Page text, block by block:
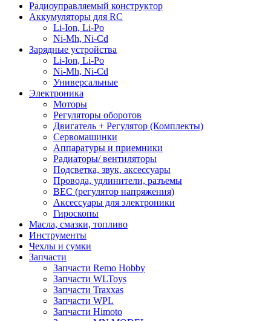
Радиоуправляемый конструктор
Аккумуляторы для RC
Li-Ion, Li-Po
Ni-Mh, Ni-Cd
Зарядные устройства
Li-Ion, Li-Po
Ni-Mh, Ni-Cd
Универсальные
Электроника
Моторы
Регуляторы оборотов
Двигатель + Регулятор (Комплекты)
Сервомашинки
Аппаратуры и приемники
Радиаторы/ вентиляторы
Подсветка, звук, аксессуары
Провода, удлинители, разъемы
BEC (регулятор напряжения)
Аксессуары для электроники
Гироскопы
Масла, смазки, топливо
Инструменты
Чехлы и сумки
Запчасти
Запчасти Remo Hobby
Запчасти WLToys
Запчасти Traxxas
Запчасти WPL
Запчасти Himoto